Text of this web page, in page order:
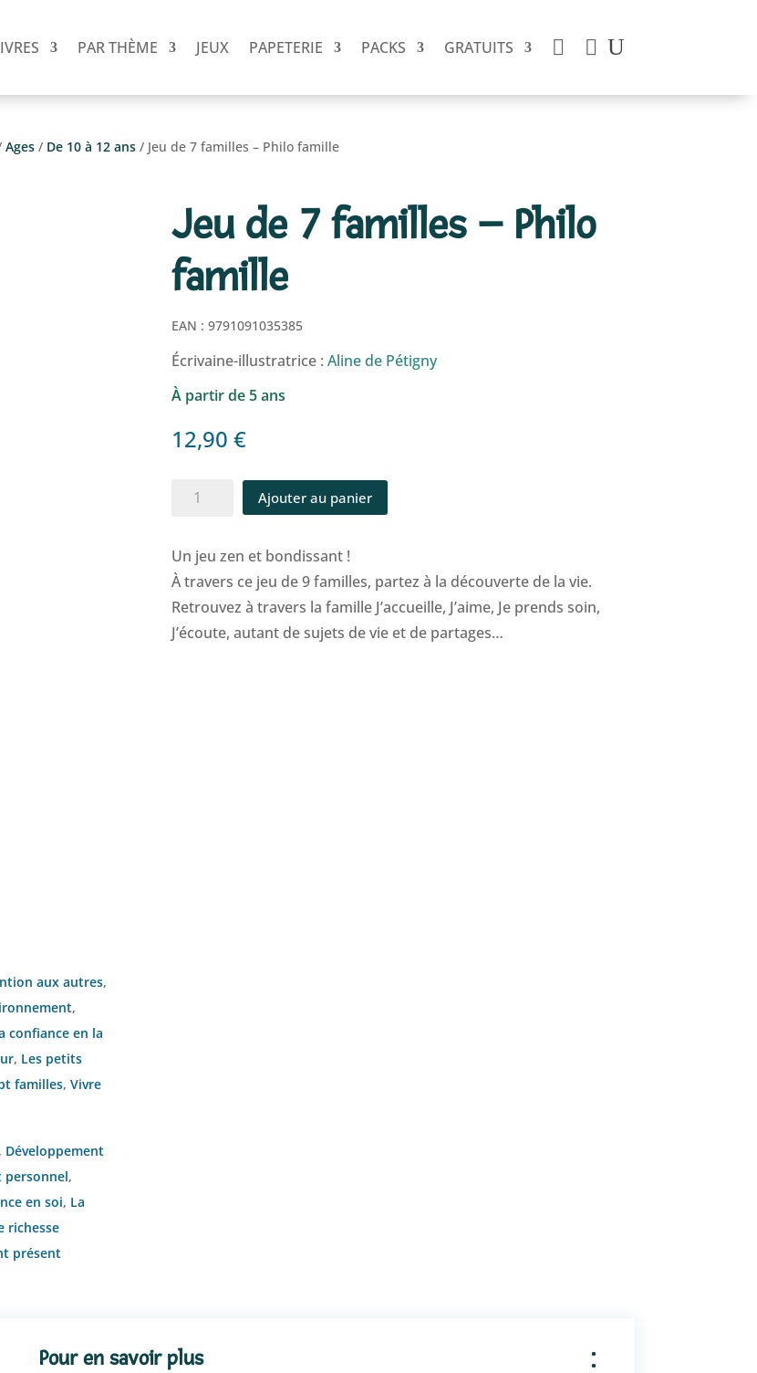
PAR THÈME JEUX PAPETERIE PACKS GRATUITS  
Ages/ De 10 à 12 ans/ Jeu de 7 familles – Philo famille
aux autres,
,
confiance en la
, Les petits
familles,Vivre
, Développement
personnel,
en soi, La
richesse
présent
Jeu de 7 familles – Philo
famille
EAN : 9791091035385
Écrivaine-illustratrice : Aline de Pétigny
À partir de 5 ans
12,90 €
quantité
de
7
familles
-
Ajouter au panier
Un jeu zen et bondissant !
À travers ce jeu de 9 familles, partez à la découverte de la vie.
Retrouvez à travers la famille J’accueille, J’aime, Je prends soin,
J’écoute, autant de sujets de vie et de partages…
Pour en savoir plus